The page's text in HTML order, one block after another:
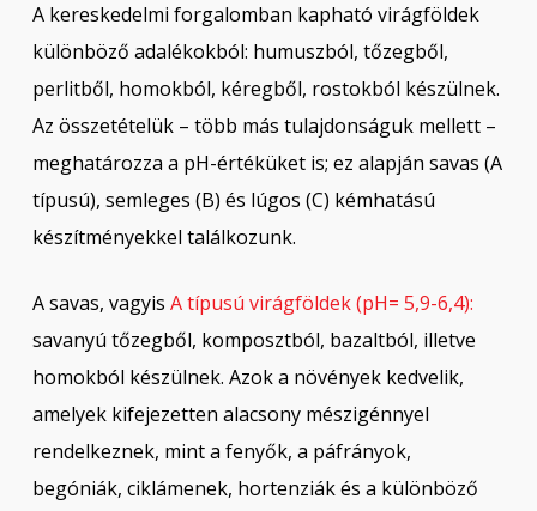
A kereskedelmi forgalomban kapható virágföldek
különböző adalékokból: humuszból, tőzegből,
perlitből, homokból, kéregből, rostokból készülnek.
Az összetételük – több más tulajdonságuk mellett –
meghatározza a pH-értéküket is; ez alapján savas (A
típusú), semleges (B) és lúgos (C) kémhatású
készítményekkel találkozunk.
A savas, vagyis A típusú virágföldek (pH= 5,9-6,4):
savanyú tőzegből, komposztból, bazaltból, illetve
homokból készülnek. Azok a növények kedvelik,
amelyek kifejezetten alacsony mészigénnyel
rendelkeznek, mint a fenyők, a páfrányok,
begóniák, ciklámenek, hortenziák és a különböző